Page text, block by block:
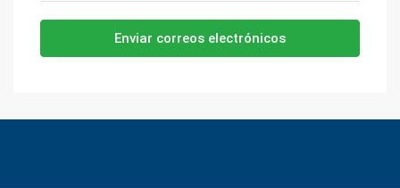
Enviar correos electrónicos